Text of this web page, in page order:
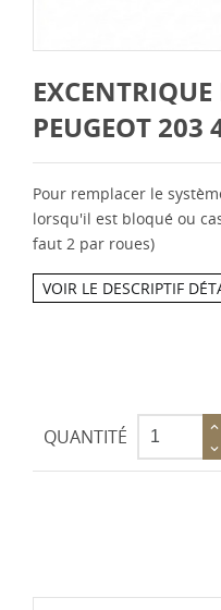
PEUGEOT 203
Pour remplacer le
lorsqu'il est bloqué ou
faut 2 par roues)
VOIR LE DESCRIPTIF
QUANTITÉ